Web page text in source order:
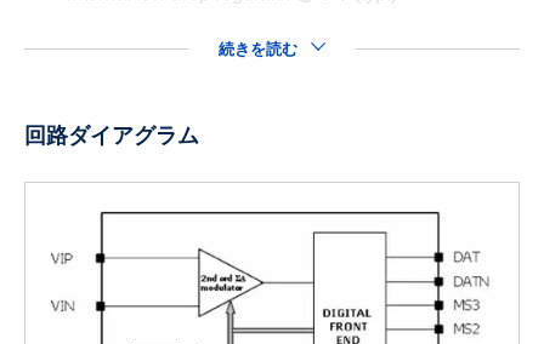
続きを読む
回路ダイアグラム